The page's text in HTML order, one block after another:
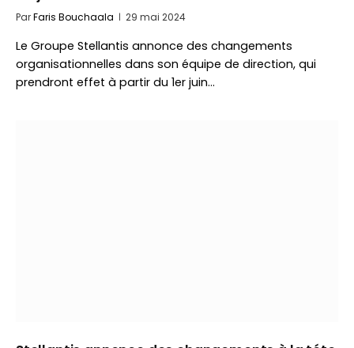
ParFaris Bouchaala 29 mai 2024
Le Groupe Stellantis annonce des changements
organisationnelles dans son équipe de direction, qui
prendront effet à partir du 1er juin…